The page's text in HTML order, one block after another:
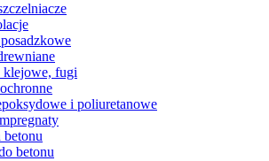
klejowe, fugi
i poliuretanowe
betonu
betonu